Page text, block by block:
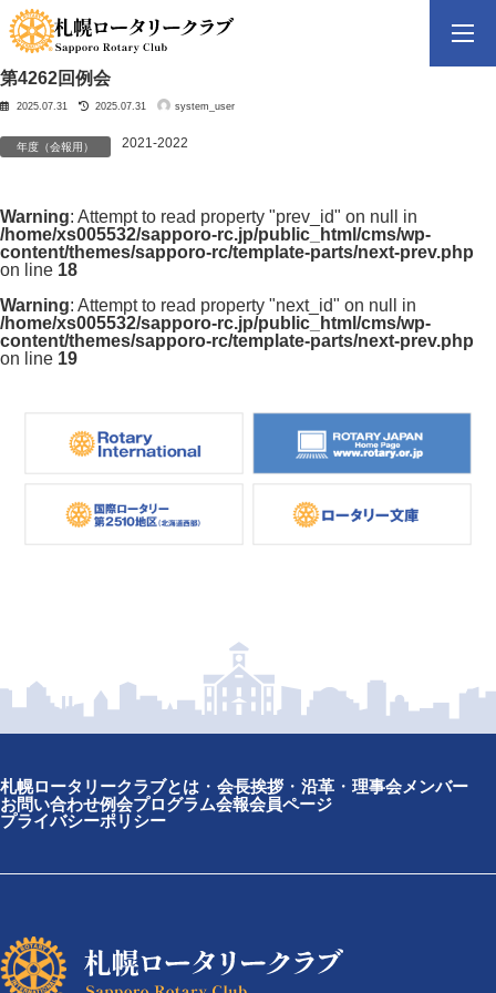
ン
テ
ツ
ス
ビ
ゲ
シ
ン
第4262回例会
2025.07.31
最
終
日
2025.07.31 system_user
年度（会報用） 2021-2022
Warning: Attempt to read property "prev_id" on null in
/home/xs005532/sapporo-rc.jp/public_html/cms/wp-
content/themes/sapporo-rc/template-parts/next-prev.php
on line 18
Warning: Attempt to read property "next_id" on null in
/home/xs005532/sapporo-rc.jp/public_html/cms/wp-
content/themes/sapporo-rc/template-parts/next-prev.php
on line 19
札幌ロータリークラブとは 会長挨拶 沿革
理事会メンバー
お問い合わせ例会プログラム会報会員ページ
プライバシーポリシー